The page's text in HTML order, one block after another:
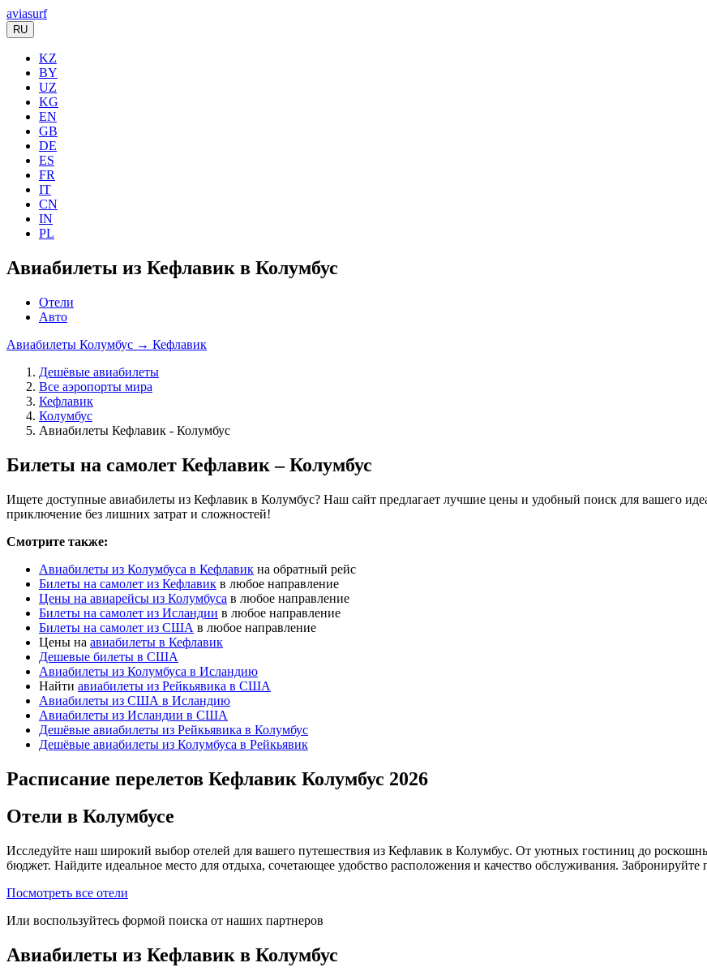
aviasurf
RU
KZ
BY
UZ
KG
EN
GB
DE
ES
FR
IT
CN
IN
PL
Авиабилеты из Кефлавик в Колумбус
Отели
Авто
Авиабилеты Колумбус → Кефлавик
Дешёвые авиабилеты
Все аэропорты мира
Кефлавик
Колумбус
Авиабилеты Кефлавик - Колумбус
Билеты на самолет Кефлавик – Колумбус
Ищете доступные авиабилеты из Кефлавик в Колумбус? Наш сайт предлагает лучшие цены и удобный поиск для вашего
приключение без лишних затрат и сложностей!
Смотрите также:
Авиабилеты из Колумбуса в Кефлавик на обратный рейс
Билеты на самолет из Кефлавик в любое направление
Цены на авиарейсы из Колумбуса в любое направление
Билеты на самолет из Исландии в любое направление
Билеты на самолет из США в любое направление
Цены на авиабилеты в Кефлавик
Дешевые билеты в США
Авиабилеты из Колумбуса в Исландию
Найти авиабилеты из Рейкьявика в США
Авиабилеты из США в Исландию
Авиабилеты из Исландии в США
Дешёвые авиабилеты из Рейкьявика в Колумбус
Дешёвые авиабилеты из Колумбуса в Рейкьявик
Расписание перелетов Кефлавик Колумбус 2026
Отели в Колумбусе
Исследуйте наш широкий выбор отелей для вашего путешествия из Кефлавик в Колумбус. От уютных гостиниц до
бюджет. Найдите идеальное место для отдыха, сочетающее удобство расположения и качество обслуживания.
Посмотреть все отели
Или воспользуйтесь формой поиска от наших партнеров
Авиабилеты из Кефлавик в Колумбус